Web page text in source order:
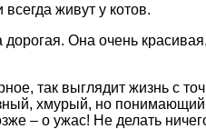
живут у котов.
дорогая. Она очень
так выглядит жизнь с
хмурый, но
– о ужас! Не делать